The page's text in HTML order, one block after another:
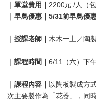
｜單堂費用｜ 2200元 /人（
｜早鳥優惠｜5/31前早鳥優
｜授課老師｜ 木木一土／陶
｜課程時間｜ 6/11（六）下
｜課程內容｜
以陶板製成方
次主要製作為「花器」，同